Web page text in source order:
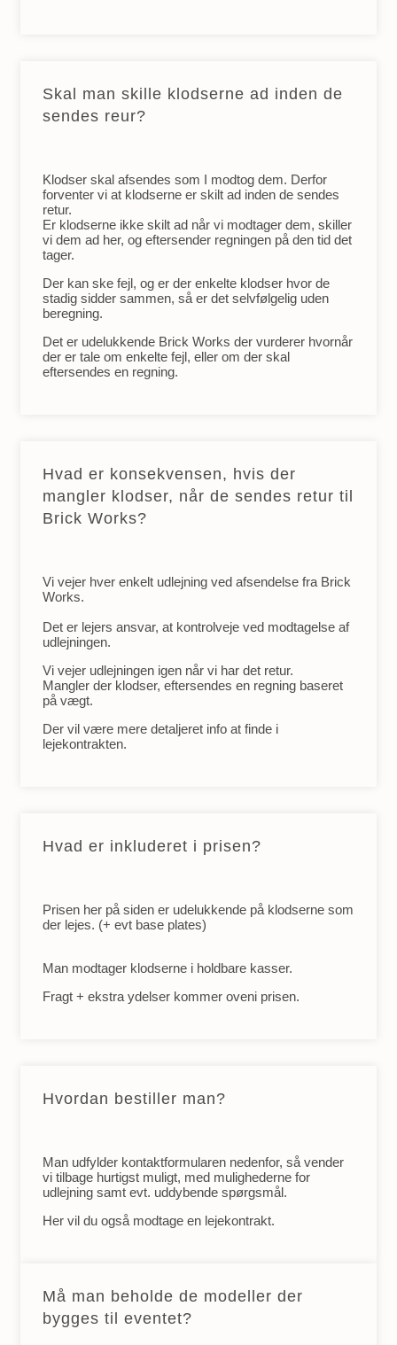
Skal man skille klodserne ad inden de
sendes reur?
Klodser skal afsendes som I modtog dem. Derfor
forventer vi at klodserne er skilt ad inden de sendes
retur.
Er klodserne ikke skilt ad når vi modtager dem, skiller
vi dem ad her, og eftersender regningen på den tid det
tager.
Der kan ske fejl, og er der enkelte klodser hvor de
stadig sidder sammen, så er det selvfølgelig uden
beregning.
Det er udelukkende Brick Works der vurderer hvornår
der er tale om enkelte fejl, eller om der skal
eftersendes en regning.
Hvad er konsekvensen, hvis der
mangler klodser, når de sendes retur til
Brick Works?
Vi vejer hver enkelt udlejning ved afsendelse fra Brick
Works.
Det er lejers ansvar, at kontrolveje ved modtagelse af
udlejningen.
Vi vejer udlejningen igen når vi har det retur.
Mangler der klodser, eftersendes en regning baseret
på vægt.
Der vil være mere detaljeret info at finde i
lejekontrakten.
Hvad er inkluderet i prisen?
Prisen her på siden er udelukkende på klodserne som
der lejes. (+ evt base plates)
Man modtager klodserne i holdbare kasser.
Fragt + ekstra ydelser kommer oveni prisen.
Hvordan bestiller man?
Man udfylder kontaktformularen nedenfor, så vender
vi tilbage hurtigst muligt, med mulighederne for
udlejning samt evt. uddybende spørgsmål.
Her vil du også modtage en lejekontrakt.
Må man beholde de modeller der
bygges til eventet?